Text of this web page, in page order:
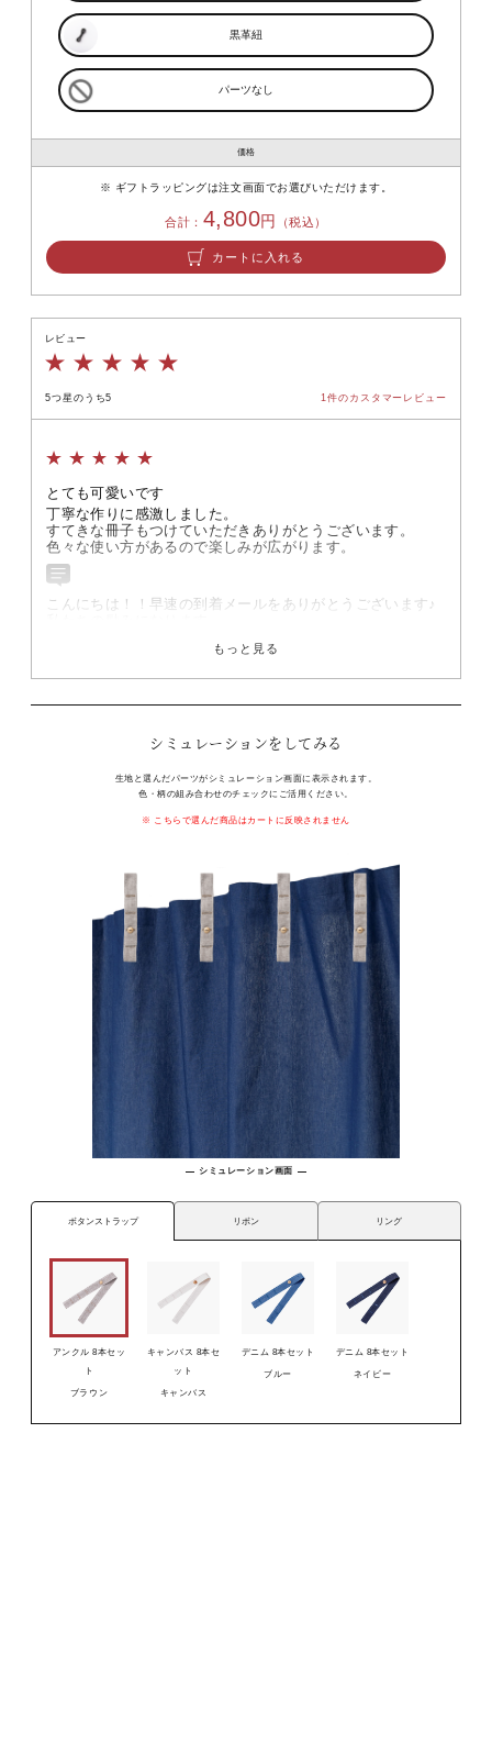
黒革紐
パーツなし
価格
ギフトラッピングは注文画面でお選びいただけます。
合計： 4,800円 （税込）
カートに入れる
レビュー
5つ星のうち5 1件のカスタマーレビュー
とても可愛いです
丁寧な作りに感激しました。
すてきな冊子もつけていただきありがとうございます。
色々な使い方があるので楽しみが広がります。
こんにちは！！早速の到着メールをありがとうございます♪
お気軽のお問合せください。 もっと見る
シミュレーションをしてみる
生地と選んだパーツがシミュレーション画面に表示されます。
色・柄の組み合わせのチェックにご活用ください。
こちらで選んだ商品はカートに反映されません
シミュレーション画面
ボタンストラップ リボン リング
アンクル 8本セッ
ト
ブラウン
キャンバス 8本セ
ット
キャンバス
デニム 8本セット
ブルー
デニム 8本セット
ネイビー